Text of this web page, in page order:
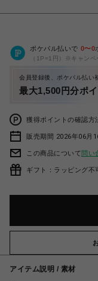
ポケパル払いで 0〜0
（1P=1円）※キャンペ
会員登録後、ポケパル払い
最大1,500円分ポ
獲得ポイントの確認方
販売期間 2026年06月
この商品について問い
ギフト：ラッピング不
アイテム説明 / 素材